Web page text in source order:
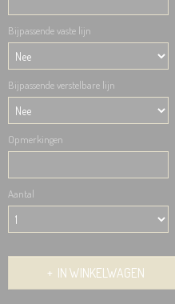
Bijpassende vaste lijn
Bijpassende verstelbare lijn
Opmerkingen
Aantal
IN WINKELWAGEN